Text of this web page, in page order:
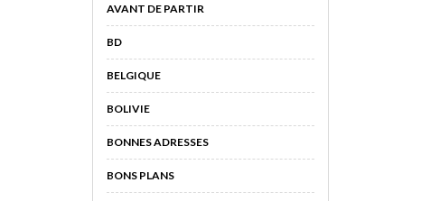
AVANT DE PARTIR
BD
BELGIQUE
BOLIVIE
BONNES ADRESSES
BONS PLANS